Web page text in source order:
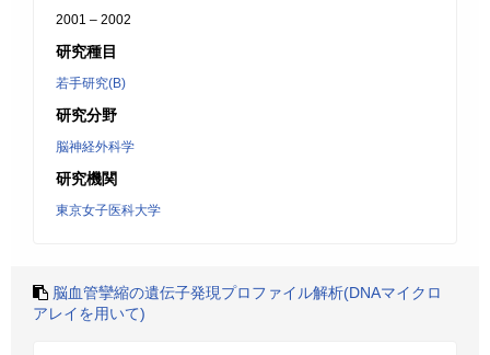
2001 – 2002
研究種目
若手研究(B)
研究分野
脳神経外科学
研究機関
東京女子医科大学
脳血管攣縮の遺伝子発現プロファイル解析(DNAマイクロ
アレイを用いて)